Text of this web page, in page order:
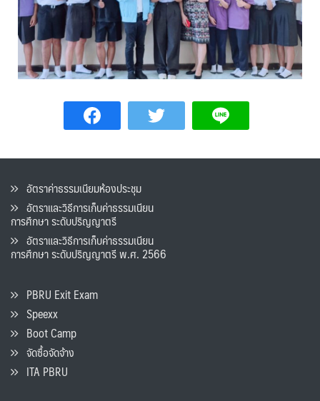
อัตราค่าธรรมเนียมห้องประชุม
อัตราและวิธีการเก็บค่าธรรมเนียน
การศึกษา ระดับปริญญาตรี
อัตราและวิธีการเก็บค่าธรรมเนียน
การศึกษา ระดับปริญญาตรี พ.ศ. 2566
PBRU Exit Exam
Speexx
Boot Camp
จัดซื้อจัดจ้าง
ITA PBRU